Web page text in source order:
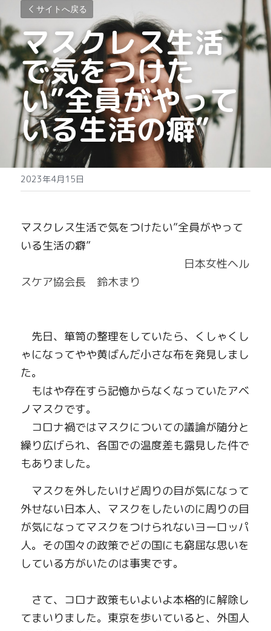
サイトへ戻る
マスクレス生活
で気をつけた
い”全員がやって
いる生活の癖”
2023年4月15日
マスクレス生活で気をつけたい”全員がやって
いる生活の癖”
日本女性ヘル
スケア協会長　鈴木まり
先日、箪笥の整理をしていたら、くしゃくし
ゃになってやや黄ばんだ小さな布を発見しまし
た。
もはや存在すら記憶からなくなっていたアベ
ノマスクです。
コロナ禍ではマスクについての議論が随分と
繰り広げられ、各国での温度差も露見した件で
もありました。
マスクを外したいけど周りの目が気になって
外せない日本人、マスクをしたいのに周りの目
が気になってマスクをつけられないヨーロッパ
人。その国々の政策でどの国にも窮屈な思いを
している方がいたのは事実です。
さて、コロナ政策もいよいよ本格的に解除し
てまいりました。東京を歩いていると、外国人